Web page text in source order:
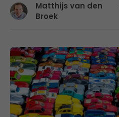
Matthijs van den
Broek